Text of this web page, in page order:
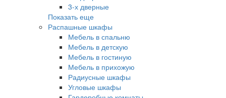
3-х дверные
Показать еще
Распашные шкафы
Мебель в спальню
Мебель в детскую
Мебель в гостиную
Мебель в прихожую
Радиусные шкафы
Угловые шкафы